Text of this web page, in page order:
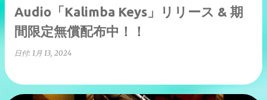
Audio「Kalimba Keys」リリース & 期
間限定無償配布中！！
日付: 1月 13, 2024